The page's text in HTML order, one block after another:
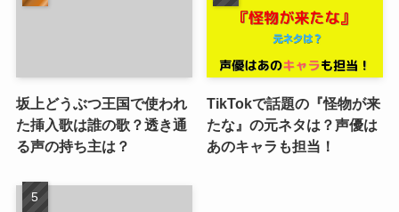
坂上どうぶつ王国で使われ
た挿入歌は誰の歌？透き通
る声の持ち主は？
TikTokで話題の『怪物が来
たな』の元ネタは？声優は
あのキャラも担当！